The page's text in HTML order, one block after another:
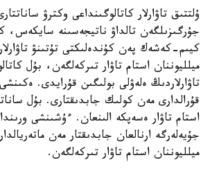
ۇلتتىق تاۋارلار كاتالوگىنداعى وكترۋ
جۇرگىزىلگەن تالداۋ ناتيجەسىنە
ميلليوننان استام تاۋار تىركەلگەن، بۇل
تاۋارلاردىڭ ەلەۋلى بولىگىن قۇرايدى.
استام تاۋار ەسەپكە الىنعان. ءۇشىنشى
ميلليوننان استام تاۋار تىركەلگەن.